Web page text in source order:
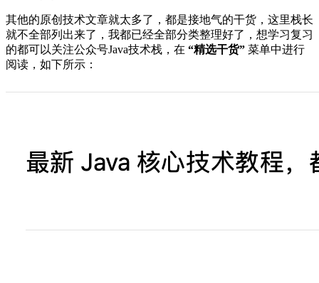
其他的原创技术文章就太多了，都是接地气的干货，这里栈长
就不全部列出来了，我都已经全部分类整理好了，想学习复习
的都可以关注公众号Java技术栈，在 “精选干货” 菜单中进行
阅读，如下所示：